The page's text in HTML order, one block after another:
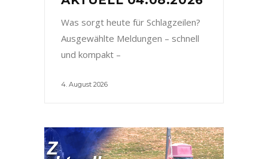
Was sorgt heute für Schlagzeilen?
Ausgewählte Meldungen – schnell
und kompakt –
4. August 2026